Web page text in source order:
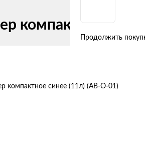
компактное
Продолжить